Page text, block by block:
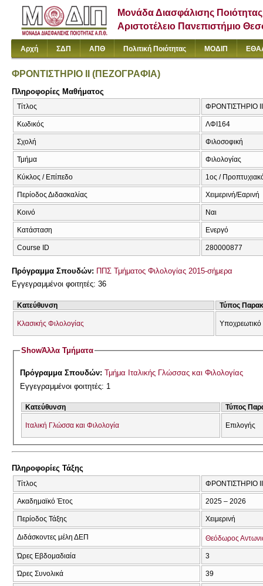
Μονάδα Διασφάλισης Ποιότητας
Αριστοτέλειο Πανεπιστήμιο
Αρχή ΣΔΠ ΑΠΘ Πολιτική Ποιότητας ΜΟΔΙΠ
ΦΡΟΝΤΙΣΤΗΡΙΟ ΙΙ (ΠΕΖΟΓΡΑΦΙΑ)
Πληροφορίες Μαθήματος
Τίτλος ΦΡΟΝΤΙΣΤΗΡΙΟ
Κωδικός ΛΦΙ164
Σχολή Φιλοσοφική
Τμήμα Φιλολογίας
Κύκλος / Επίπεδο 1ος /
Περίοδος Διδασκαλίας Χειμερινή/Εαρινή
Κοινό Ναι
Κατάσταση Ενεργό
Course ID 280000877
Πρόγραμμα Σπουδών: ΠΠΣ Τμήματος Φιλολογίας 2015-σήμερα
Εγγεγραμμένοι φοιτητές: 36
Κατεύθυνση Τύπος
Κλασικής Φιλολογίας
ShowΆλλα Τμήματα
Πρόγραμμα Σπουδών:Τμήμα Ιταλικής Γλώσσας και Φιλολογίας
Εγγεγραμμένοι φοιτητές: 1
Κατεύθυνση Τύπος
Ιταλική Γλώσσα και Φιλολογία Επιλογής
Πληροφορίες Τάξης
Τίτλος ΦΡΟΝΤΙΣΤΗΡΙΟ
Ακαδημαϊκό Έτος 2025 – 2026
Περίοδος Τάξης Χειμερινή
Διδάσκοντες μέλη ΔΕΠ Θεόδωρος
Ώρες Εβδομαδιαία 3
Ώρες Συνολικά 39